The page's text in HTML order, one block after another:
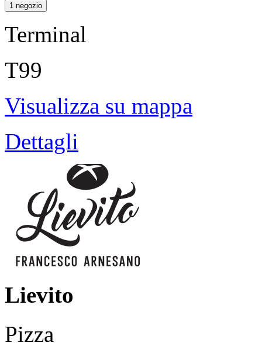
1 negozio
Terminal
T99
Visualizza su mappa
Dettagli
Lievito
Pizza